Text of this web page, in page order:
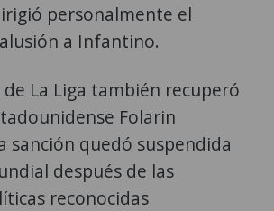
personalmente el
a Infantino.
La Liga también recuperó
Folarin
sanción quedó suspendida
después de las
reconocidas